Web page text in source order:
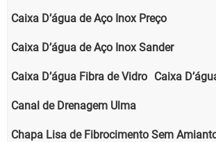
Caixa D’água de Aço Inox Preço
Caixa D’água de Aço Inox Sander
Caixa D’água Fibra de Vidro Caixa
Canal de Drenagem Ulma
Chapa Lisa de Fibrocimento Sem